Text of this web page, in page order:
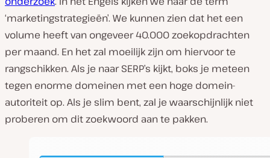
‘marketingstrategieën’. We kunnen zien dat het een
volume heeft van ongeveer 40.000 zoekopdrachten
per maand. En het zal moeilijk zijn om hiervoor te
rangschikken. Als je naar SERP’s kijkt, boks je meteen
tegen enorme domeinen met een hoge domein-
autoriteit op. Als je slim bent, zal je waarschijnlijk niet
proberen om dit zoekwoord aan te pakken.